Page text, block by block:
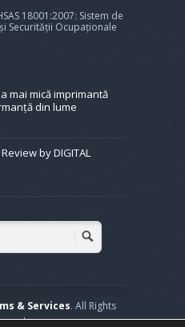
18001:2007: Sistem de
Securității Ocupaționale
mai mică imprimantă
din lume
by DIGITAL
& Services. All Rights